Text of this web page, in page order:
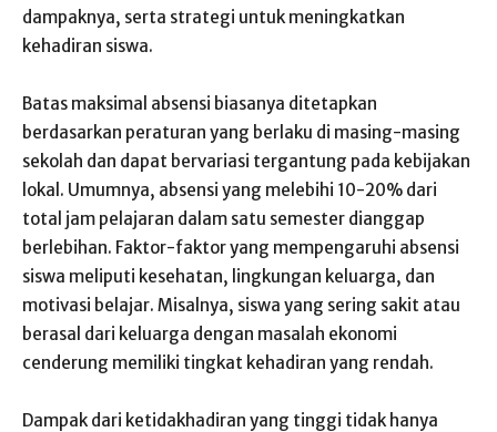
dampaknya, serta strategi untuk meningkatkan
kehadiran siswa.
Batas maksimal absensi biasanya ditetapkan
berdasarkan peraturan yang berlaku di masing-masing
sekolah dan dapat bervariasi tergantung pada kebijakan
lokal. Umumnya, absensi yang melebihi 10-20% dari
total jam pelajaran dalam satu semester dianggap
berlebihan. Faktor-faktor yang mempengaruhi absensi
siswa meliputi kesehatan, lingkungan keluarga, dan
motivasi belajar. Misalnya, siswa yang sering sakit atau
berasal dari keluarga dengan masalah ekonomi
cenderung memiliki tingkat kehadiran yang rendah.
Dampak dari ketidakhadiran yang tinggi tidak hanya